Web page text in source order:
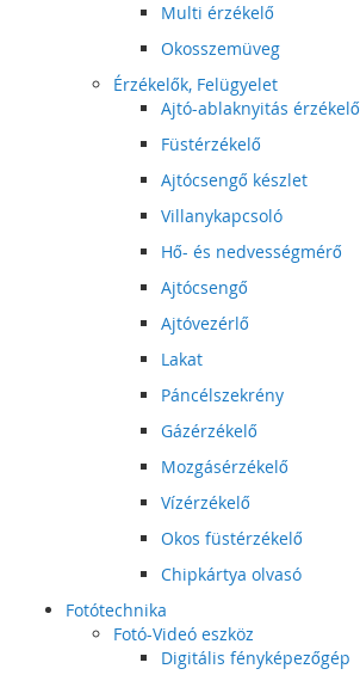
Multi érzékelő
Okosszemüveg
Érzékelők, Felügyelet
Ajtó-ablaknyitás érzékelő
Füstérzékelő
Ajtócsengő készlet
Villanykapcsoló
Hő- és nedvességmérő
Ajtócsengő
Ajtóvezérlő
Lakat
Páncélszekrény
Gázérzékelő
Mozgásérzékelő
Vízérzékelő
Okos füstérzékelő
Chipkártya olvasó
Fotótechnika
Fotó-Videó eszköz
Digitális fényképezőgép